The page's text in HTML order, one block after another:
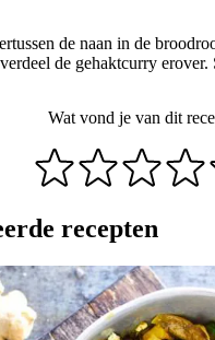
de naan in de
de gehaktcurry erover.
Wat vond je van dit
recepten